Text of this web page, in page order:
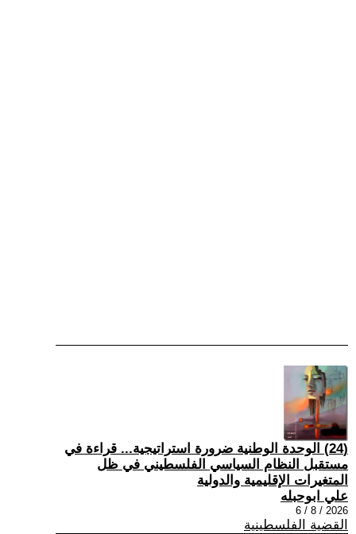
(24) الوحدة الوطنية ضرورة استراتيجية... قراءة في
مستقبل النظام السياسي الفلسطيني في ظل
المتغيرات الإقليمية والدولية
علي ابوحبله
2026 / 8 / 6
القضية الفلسطينية